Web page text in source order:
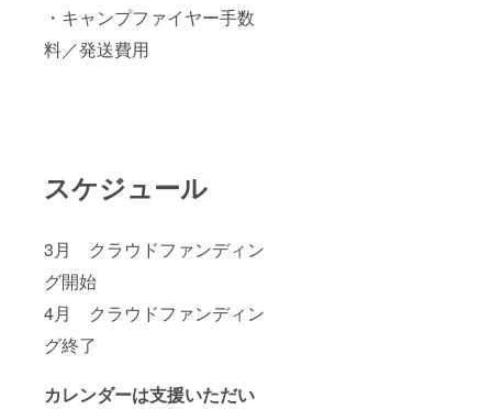
・キャンプファイヤー手数
料／発送費用
スケジュール
3月 クラウドファンディン
グ開始
4月 クラウドファンディン
グ終了
カレンダーは支援いただい